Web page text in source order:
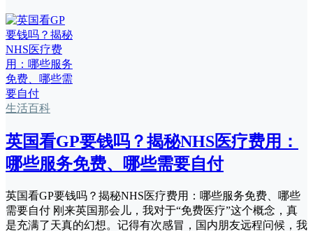
生活百科
英国看GP要钱吗？揭秘NHS医疗费用：
哪些服务免费、哪些需要自付
英国看GP要钱吗？揭秘NHS医疗费用：哪些服务免费、哪些
需要自付 刚来英国那会儿，我对于“免费医疗”这个概念，真
是充满了天真的幻想。记得有次感冒，国内朋友远程问候，我